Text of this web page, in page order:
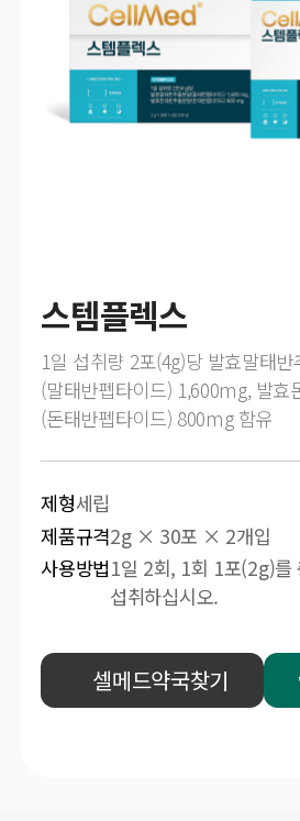
스템플렉스
1일 섭취량 2포(4g)당 발효말태반
(말태반펩타이드) 1,600mg, 발효
(돈태반펩타이드) 800mg 함유
제형세립
제품규격2g × 30포 × 2개입
사용방법1일 2회, 1회 1포(2g)를
섭취하십시오.
셀메드약국찾기